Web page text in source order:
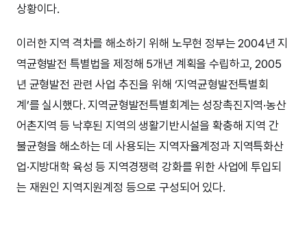
상황이다.
이러한 지역 격차를 해소하기 위해 노무현 정부는 2004년 지
역균형발전 특별법을 제정해 5개년 계획을 수립하고, 2005
년 균형발전 관련 사업 추진을 위해 ‘지역균형발전특별회
계’를 실시했다. 지역균형발전특별회계는 성장촉진지역·농산
어촌지역 등 낙후된 지역의 생활기반시설을 확충해 지역 간
불균형을 해소하는 데 사용되는 지역자율계정과 지역특화산
업·지방대학 육성 등 지역경쟁력 강화를 위한 사업에 투입되
는 재원인 지역지원계정 등으로 구성되어 있다.